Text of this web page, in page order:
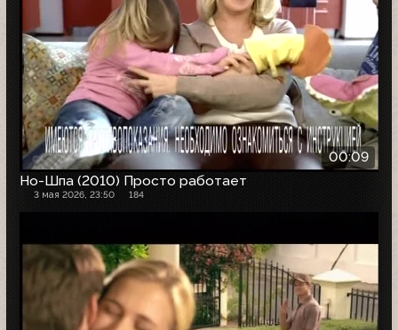
00:09
Но-Шпа (2010) Просто работает
3 мая 2026, 23:50 184